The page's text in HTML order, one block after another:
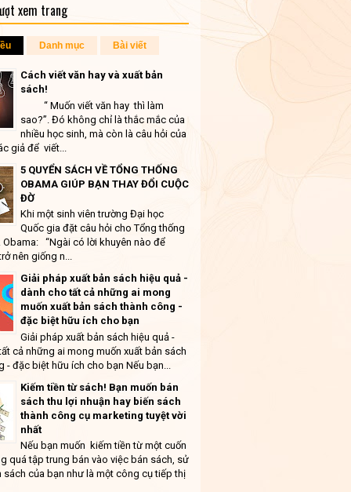
xem trang
Danh mục Bài viết
Cách viết văn hay và xuất bản
sách!
“ Muốn viết văn hay thì làm
sao?”. Đó không chỉ là thắc mắc của
nhiều học sinh, mà còn là câu hỏi của
giả để viết...
5 QUYỂN SÁCH VỀ TỔNG THỐNG
OBAMA GIÚP BẠN THAY ĐỔI CUỘC
ĐỜ
Khi một sinh viên trường Đại học
Quốc gia đặt câu hỏi cho Tổng thống
Obama: “Ngài có lời khuyên nào để
nên giống n...
Giải pháp xuất bản sách hiệu quả -
dành cho tất cả những ai mong
muốn xuất bản sách thành công -
đặc biệt hữu ích cho bạn
Giải pháp xuất bản sách hiệu quả -
cả những ai mong muốn xuất bản sách
- đặc biệt hữu ích cho bạn Nếu bạn...
Kiếm tiền từ sách! Bạn muốn bán
sách thu lợi nhuận hay biến sách
thành công cụ marketing tuyệt vời
nhất
Nếu bạn muốn kiếm tiền từ một cuốn
quá tập trung bán vào việc bán sách, sử
sách của bạn như là một công cụ tiếp thị